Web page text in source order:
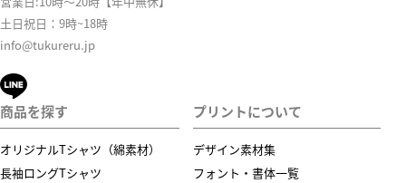
土日祝日：9時~18時
info@tukureru.jp
商品を探す
オリジナルTシャツ（綿素材）
長袖ロングTシャツ
プリントについて
デザイン素材集
フォント・書体一覧